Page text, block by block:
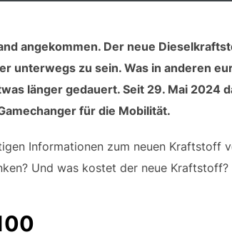
angekommen. Der neue
unterwegs zu sein. Was in anderen
länger gedauert. Seit 29. Mai 2024
für die Mobilität.
Informationen zum neuen Kraftstoff
Und was kostet der neue Kraftstoff?